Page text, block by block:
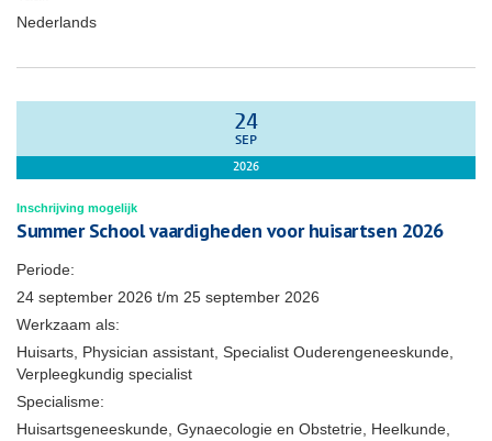
Nederlands
24
SEP
2026
Inschrijving mogelijk
Summer School vaardigheden voor huisartsen 2026
Periode:
24 september 2026 t/m 25 september 2026
Werkzaam als:
Huisarts, Physician assistant, Specialist Ouderengeneeskunde,
Verpleegkundig specialist
Specialisme:
Huisartsgeneeskunde, Gynaecologie en Obstetrie, Heelkunde,